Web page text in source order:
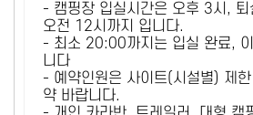
- 캠핑장 입실시간은 오후 3시, 퇴
오전 12시까지 입니다.
- 최소 20:00까지는 입실 완료,
니다
- 예약인원은 사이트(시설별) 제
약 바랍니다.